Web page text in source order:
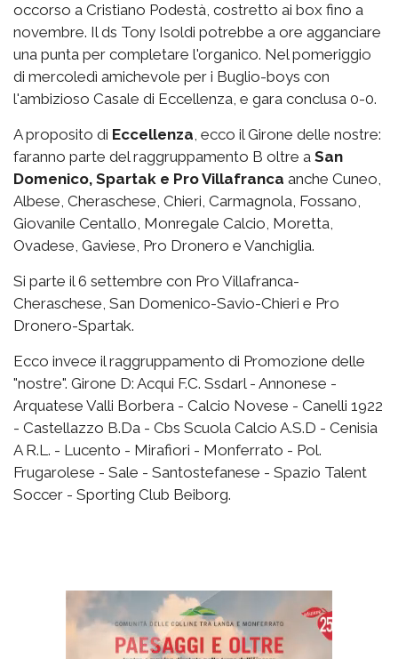
occorso a Cristiano Podestà, costretto ai box fino a
novembre. Il ds Tony Isoldi potrebbe a ore agganciare
una punta per completare l'organico. Nel pomeriggio
di mercoledì amichevole per i Buglio-boys con
l'ambizioso Casale di Eccellenza, e gara conclusa 0-0.
A proposito di Eccellenza, ecco il Girone delle nostre:
faranno parte del raggruppamento B oltre a San
Domenico, Spartak e Pro Villafranca anche Cuneo,
Albese, Cheraschese, Chieri, Carmagnola, Fossano,
Giovanile Centallo, Monregale Calcio, Moretta,
Ovadese, Gaviese, Pro Dronero e Vanchiglia.
Si parte il 6 settembre con Pro Villafranca-
Cheraschese, San Domenico-Savio-Chieri e Pro
Dronero-Spartak.
Ecco invece il raggruppamento di Promozione delle
"nostre". Girone D: Acqui F.C. Ssdarl - Annonese -
Arquatese Valli Borbera - Calcio Novese - Canelli 1922
- Castellazzo B.Da - Cbs Scuola Calcio A.S.D - Cenisia
A R.L. - Lucento - Mirafiori - Monferrato - Pol.
Frugarolese - Sale - Santostefanese - Spazio Talent
Soccer - Sporting Club Beiborg.